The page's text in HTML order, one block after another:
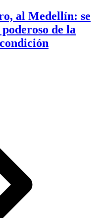
al Medellín: se
de la